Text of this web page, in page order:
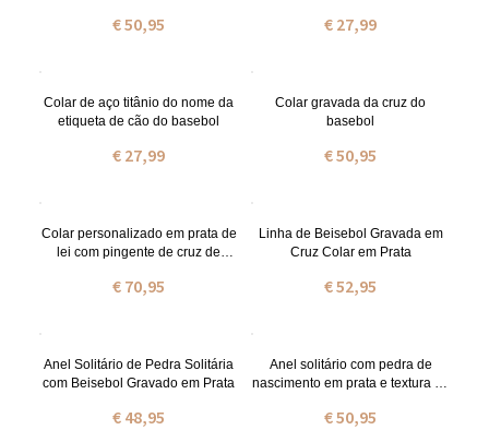
€ 50,95 € 27,99
Colar de aço titânio do nome da
etiqueta de cão do basebol
€ 27,99
Colar gravada da cruz do
basebol
€ 50,95
Colar personalizado em prata de
lei com pingente de cruz de
€ 70,95
Linha de Beisebol Gravada em
Cruz Colar em Prata
€ 52,95
Anel Solitário de Pedra Solitária
com Beisebol Gravado em Prata
€ 48,95
Anel solitário com pedra de
nascimento em prata e textura de
€ 50,95